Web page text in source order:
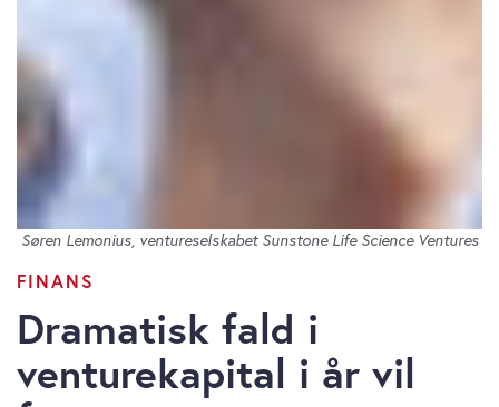
FINANS
Dramatisk fald i
venturekapital i år vil
Søren Lemonius, ventureselskabet Sunstone Life Science Ventures